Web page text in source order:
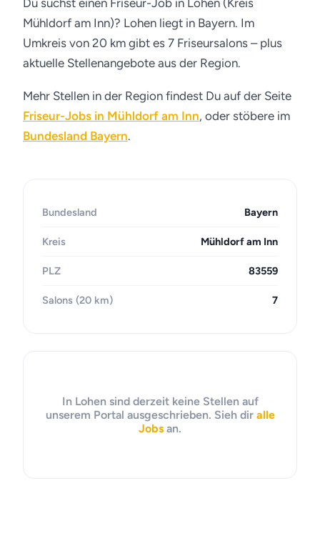
Du suchst einen Friseur-Job in Lohen (Kreis
Mühldorf am Inn)? Lohen liegt in Bayern. Im
Umkreis von 20 km gibt es 7 Friseursalons – plus
aktuelle Stellenangebote aus der Region.
Mehr Stellen in der Region findest Du auf der Seite
Friseur-Jobs in Mühldorf am Inn, oder stöbere im
Bundesland Bayern.
Bundesland Bayern
Kreis Mühldorf am Inn
PLZ 83559
Salons (20 km) 7
In Lohen sind derzeit keine Stellen auf
unserem Portal ausgeschrieben. Sieh dir alle
Jobs an.